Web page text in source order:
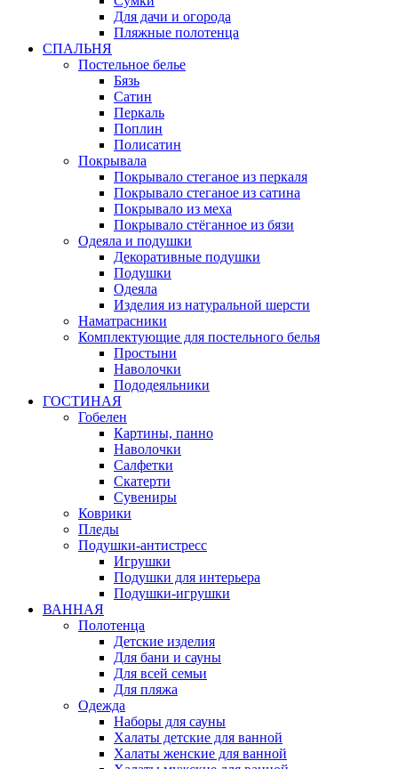
Для дачи и огорода
Пляжные полотенца
СПАЛЬНЯ
Постельное белье
Бязь
Сатин
Перкаль
Поплин
Полисатин
Покрывала
Покрывало стеганое из перкаля
Покрывало стеганое из сатина
Покрывало из меха
Покрывало стёганное из бязи
Одеяла и подушки
Декоративные подушки
Подушки
Одеяла
Изделия из натуральной шерсти
Наматраcники
Комплектующие для постельного белья
Простыни
Наволочки
Пододеяльники
ГОСТИНАЯ
Гобелен
Картины, панно
Наволочки
Салфетки
Скатерти
Сувениры
Коврики
Пледы
Подушки-антистресс
Игрушки
Подушки для интерьера
Подушки-игрушки
ВАННАЯ
Полотенца
Детские изделия
Для бани и сауны
Для всей семьи
Для пляжа
Одежда
Наборы для сауны
Халаты детские для ванной
Халаты женские для ванной